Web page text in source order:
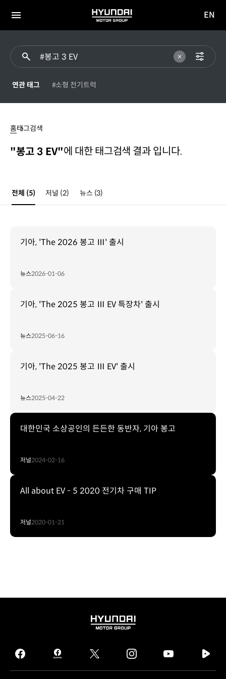
전체
HYUNDAI
MOTOR
이동
EN
연관 태그 #소형 전기트럭
홈태그검색
"봉고 3 EV"에 대한 태그검색 결과 입니다.
전체 (5) 저널 (2) 뉴스 (3)
기아, 'The 2026 봉고 Ⅲ' 출시
뉴스2026-01-06
기아, 'The 2025 봉고 Ⅲ EV 특장차' 출시
뉴스2025-06-16
기아, 'The 2025 봉고 Ⅲ EV' 출시
뉴스2025-04-22
대한민국 소상공인의 든든한 동반자, 기아 봉고
저널2024-02-16
All about EV - 5 2020 전기차 구매 TIP
저널2020-01-21
HYUNDAI
GROUP
facebook
hmg
journal
twitter instagram
tv